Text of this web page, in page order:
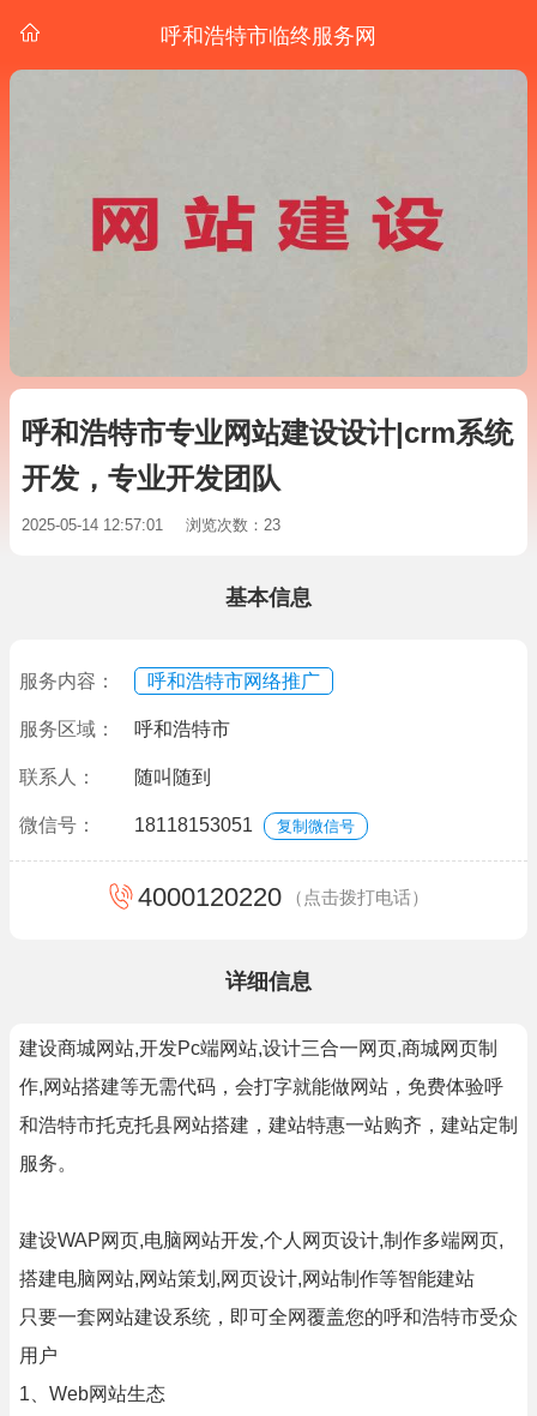
呼和浩特市临终服务网
呼和浩特市专业网站建设设计|crm系统
开发，专业开发团队
2025-05-14 12:57:01 浏览次数：23
基本信息
服务内容： 呼和浩特市网络推广
服务区域： 呼和浩特市
联系人： 随叫随到
微信号： 18118153051 复制微信号
4000120220 （点击拨打电话）
详细信息
建设商城网站,开发Pc端网站,设计三合一网页,商城网页制
作,网站搭建等无需代码，会打字就能做网站，免费体验呼
和浩特市托克托县网站搭建，建站特惠一站购齐，建站定制
服务。
建设WAP网页,电脑网站开发,个人网页设计,制作多端网页,
搭建电脑网站,网站策划,网页设计,网站制作等智能建站
只要一套网站建设系统，即可全网覆盖您的呼和浩特市受众
用户
1、Web网站生态